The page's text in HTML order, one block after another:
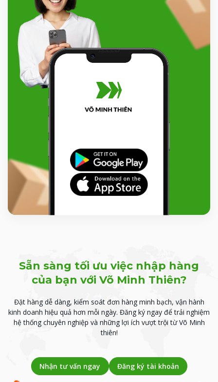
Sẵn sàng tối ưu việc nhập hàng
của bạn với Võ Minh Thiên?
Đặt hàng dễ dàng, kiểm soát đơn hàng minh bạch, vận hành
kinh doanh hiệu quả hơn mỗi ngày. Đăng ký ngay để trải nghiệm
hệ thống chuyên nghiệp và những lợi ích vượt trội từ Võ Minh
thiên!
Nhận tư vấn ngay Đăng ký tài khoản